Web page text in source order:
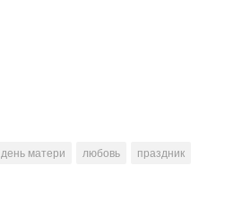
день матери любовь праздник